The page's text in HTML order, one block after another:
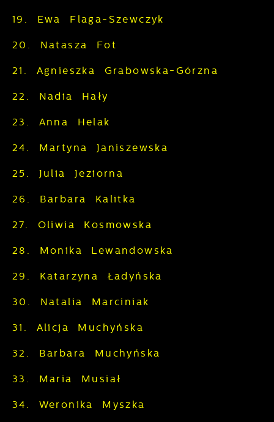
19. Ewa Flaga-Szewczyk
20. Natasza Fot
21. Agnieszka Grabowska-Górzna
22. Nadia Hały
23. Anna Helak
24. Martyna Janiszewska
25. Julia Jeziorna
26. Barbara Kalitka
27. Oliwia Kosmowska
28. Monika Lewandowska
29. Katarzyna Ładyńska
30. Natalia Marciniak
31. Alicja Muchyńska
32. Barbara Muchyńska
33. Maria Musiał
34. Weronika Myszka